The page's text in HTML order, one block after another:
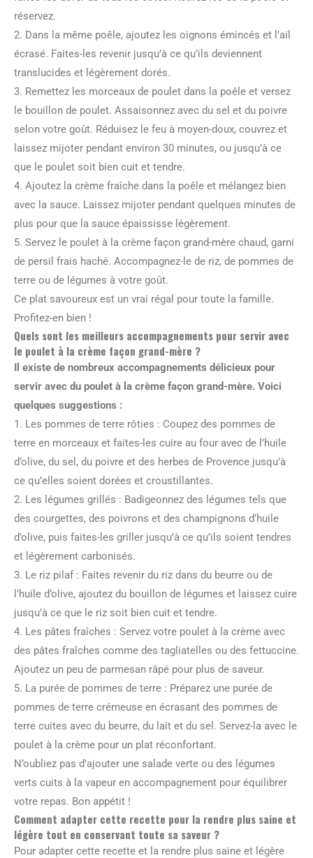
réservez.
2. Dans la même poêle, ajoutez les oignons émincés et l’ail
écrasé. Faites-les revenir jusqu’à ce qu’ils deviennent
translucides et légèrement dorés.
3. Remettez les morceaux de poulet dans la poêle et versez
le bouillon de poulet. Assaisonnez avec du sel et du poivre
selon votre goût. Réduisez le feu à moyen-doux, couvrez et
laissez mijoter pendant environ 30 minutes, ou jusqu’à ce
que le poulet soit bien cuit et tendre.
4. Ajoutez la crème fraîche dans la poêle et mélangez bien
avec la sauce. Laissez mijoter pendant quelques minutes de
plus pour que la sauce épaississe légèrement.
5. Servez le poulet à la crème façon grand-mère chaud, garni
de persil frais haché. Accompagnez-le de riz, de pommes de
terre ou de légumes à votre goût.
Ce plat savoureux est un vrai régal pour toute la famille.
Profitez-en bien !
Quels sont les meilleurs accompagnements pour servir avec
le poulet à la crème façon grand-mère ?
Il existe de nombreux accompagnements délicieux pour
servir avec du poulet à la crème façon grand-mère. Voici
quelques suggestions :
1. Les pommes de terre rôties : Coupez des pommes de
terre en morceaux et faites-les cuire au four avec de l’huile
d’olive, du sel, du poivre et des herbes de Provence jusqu’à
ce qu’elles soient dorées et croustillantes.
2. Les légumes grillés : Badigeonnez des légumes tels que
des courgettes, des poivrons et des champignons d’huile
d’olive, puis faites-les griller jusqu’à ce qu’ils soient tendres
et légèrement carbonisés.
3. Le riz pilaf : Faites revenir du riz dans du beurre ou de
l’huile d’olive, ajoutez du bouillon de légumes et laissez cuire
jusqu’à ce que le riz soit bien cuit et tendre.
4. Les pâtes fraîches : Servez votre poulet à la crème avec
des pâtes fraîches comme des tagliatelles ou des fettuccine.
Ajoutez un peu de parmesan râpé pour plus de saveur.
5. La purée de pommes de terre : Préparez une purée de
pommes de terre crémeuse en écrasant des pommes de
terre cuites avec du beurre, du lait et du sel. Servez-la avec le
poulet à la crème pour un plat réconfortant.
N’oubliez pas d’ajouter une salade verte ou des légumes
verts cuits à la vapeur en accompagnement pour équilibrer
votre repas. Bon appétit !
Comment adapter cette recette pour la rendre plus saine et
légère tout en conservant toute sa saveur ?
Pour adapter cette recette et la rendre plus saine et légère